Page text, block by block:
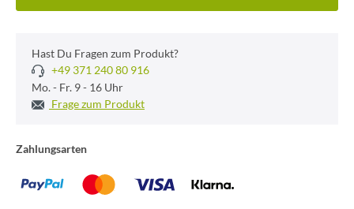
Hast Du Fragen zum Produkt?
+49 371 240 80 916
Mo. - Fr. 9 - 16 Uhr
Frage zum Produkt
Zahlungsarten